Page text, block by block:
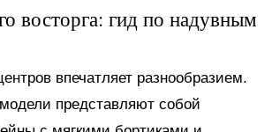
восторга: гид по надувным
впечатляет разнообразием.
представляют собой